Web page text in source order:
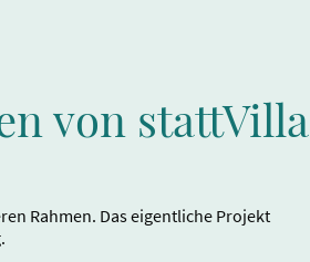
von stattVilla
Rahmen. Das eigentliche Projekt